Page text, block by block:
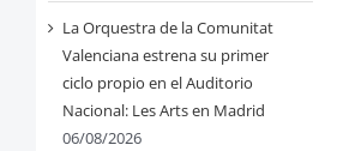
La Orquestra de la Comunitat
Valenciana estrena su primer
ciclo propio en el Auditorio
Nacional: Les Arts en Madrid
06/08/2026